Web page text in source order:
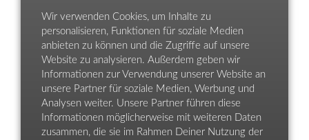
Wir verwenden Cookies, um Inhalte zu
personalisieren, Funktionen für soziale Medien
anbieten zu können und die Zugriffe auf unsere
Website zu analysieren. Außerdem geben wir
Informationen zur Verwendung unserer Website an
unsere Partner für soziale Medien, Werbung und
Analysen weiter. Unsere Partner führen diese
Informationen möglicherweise mit weiteren Daten
zusammen, die sie im Rahmen Deiner Nutzung der